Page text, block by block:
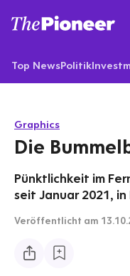
Top NewsPolitik
Graphics
Die
Pünktlichkeit im
seit Januar 2021,
Veröffentlicht am